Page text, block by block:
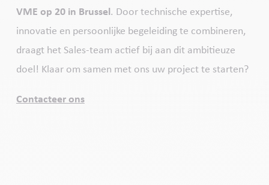
VME op 20 in Brussel . Door technische expertise,
innovatie en persoonlijke begeleiding te combineren,
draagt het Sales-team actief bij aan dit ambitieuze
doel! Klaar om samen met ons uw project te starten?
Contacteer ons